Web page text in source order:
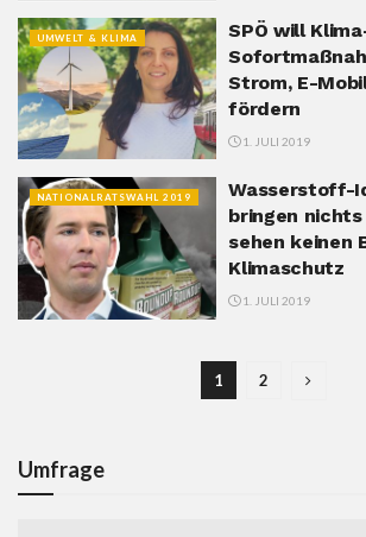
UMWELT & KLIMA
SPÖ will
Strom, E-
fördern
1. JULI 2019
NATIONALRATSWAHL 2019
Wasserstoff-
bringen
sehen keinen
Klimaschutz
1. JULI 2019
1 2
Umfrage